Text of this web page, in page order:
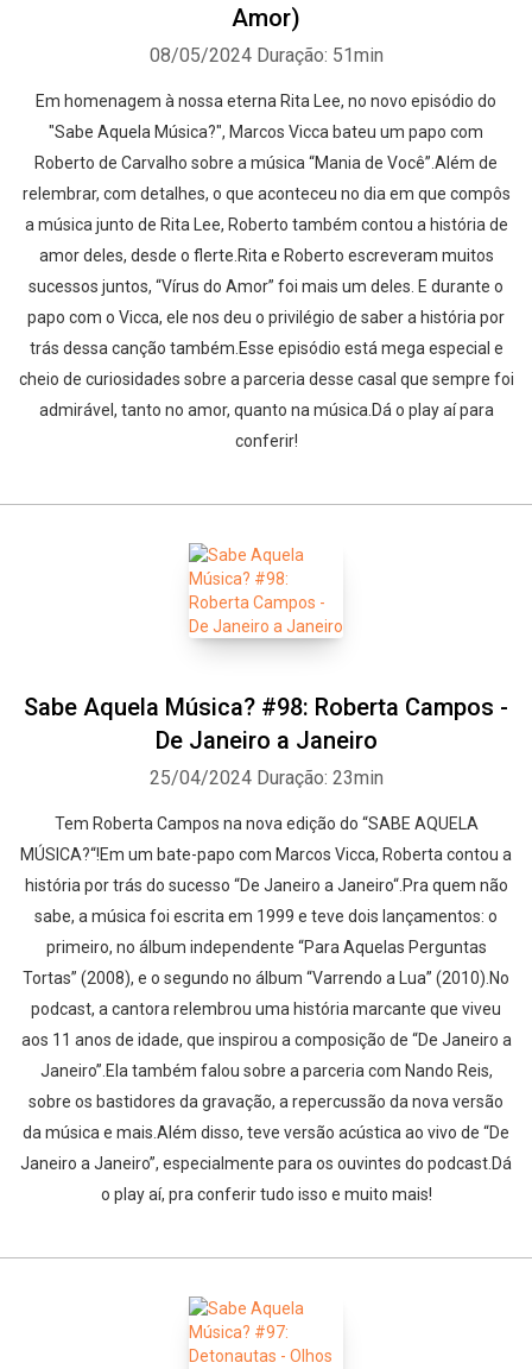
Amor)
08/05/2024 Duração: 51min
Em homenagem à nossa eterna Rita Lee, no novo episódio do
"Sabe Aquela Música?", Marcos Vicca bateu um papo com
Roberto de Carvalho sobre a música “Mania de Você”.Além de
relembrar, com detalhes, o que aconteceu no dia em que compôs
a música junto de Rita Lee, Roberto também contou a história de
amor deles, desde o flerte.Rita e Roberto escreveram muitos
sucessos juntos, “Vírus do Amor” foi mais um deles. E durante o
papo com o Vicca, ele nos deu o privilégio de saber a história por
trás dessa canção também.Esse episódio está mega especial e
cheio de curiosidades sobre a parceria desse casal que sempre foi
admirável, tanto no amor, quanto na música.Dá o play aí para
conferir!
Sabe Aquela Música? #98: Roberta Campos -
De Janeiro a Janeiro
25/04/2024 Duração: 23min
Tem Roberta Campos na nova edição do “SABE AQUELA
MÚSICA?“!Em um bate-papo com Marcos Vicca, Roberta contou a
história por trás do sucesso “De Janeiro a Janeiro“.Pra quem não
sabe, a música foi escrita em 1999 e teve dois lançamentos: o
primeiro, no álbum independente “Para Aquelas Perguntas
Tortas” (2008), e o segundo no álbum “Varrendo a Lua” (2010).No
podcast, a cantora relembrou uma história marcante que viveu
aos 11 anos de idade, que inspirou a composição de “De Janeiro a
Janeiro”.Ela também falou sobre a parceria com Nando Reis,
sobre os bastidores da gravação, a repercussão da nova versão
da música e mais.Além disso, teve versão acústica ao vivo de “De
Janeiro a Janeiro”, especialmente para os ouvintes do podcast.Dá
o play aí, pra conferir tudo isso e muito mais!